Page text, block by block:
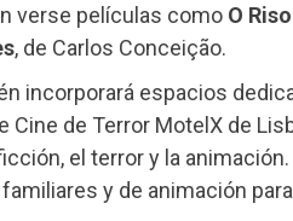
verse películas comoO
, de Carlos Conceição.
incorporará espacios
Cine de Terror MotelX de
el terror y la
y de animación